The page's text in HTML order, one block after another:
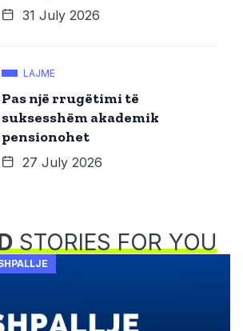
31 July 2026
LAJME
Pas një rrugëtimi të
suksesshëm akademik
pensionohet
27 July 2026
STORIES FOR YOU